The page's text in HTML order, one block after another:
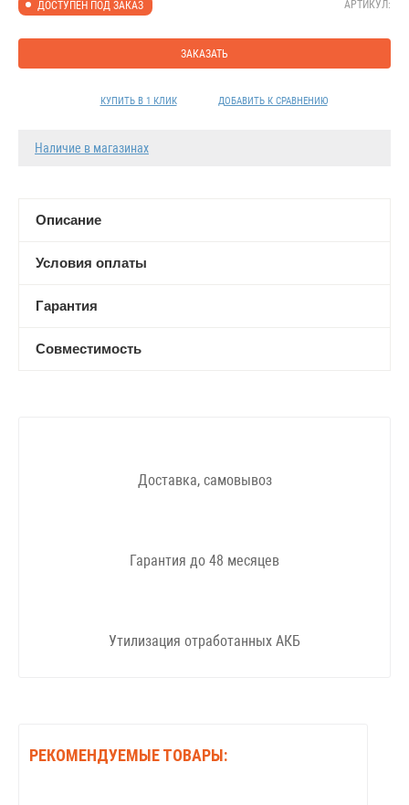
ДОСТУПЕН ПОД ЗАКАЗ АРТИКУЛ:
ЗАКАЗАТЬ
КУПИТЬ В 1 КЛИК ДОБАВИТЬ К СРАВНЕНИЮ
Наличие в магазинах
Описание
Условия оплаты
Гарантия
Совместимость
Доставка, самовывоз
Гарантия до 48 месяцев
Утилизация отработанных АКБ
РЕКОМЕНДУЕМЫЕ ТОВАРЫ: